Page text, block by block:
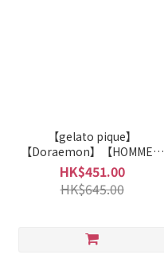
【gelato pique】
【Doraemon】【HOMME】
Shirt PMFT261938
HK$451.00
HK$645.00